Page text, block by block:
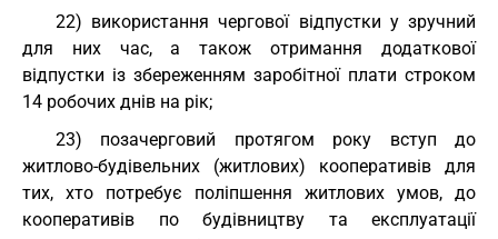
22) використання чергової відпустки у зручний
для них час, а також отримання додаткової
відпустки із збереженням заробітної плати строком
14 робочих днів на рік;
23) позачерговий протягом року вступ до
житлово-будівельних (житлових) кооперативів для
тих, хто потребує поліпшення житлових умов, до
кооперативів по будівництву та експлуатації